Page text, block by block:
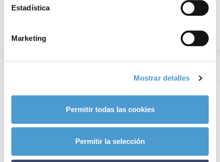
Estadística
Marketing
Mostrar detalles
Permitir todas las cookies
Permitir la selección